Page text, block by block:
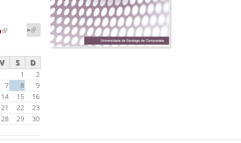
(link is
»
(link is
external)
V S D
1
2
7 8
9
14 15
16
21 22
23
28 29
30